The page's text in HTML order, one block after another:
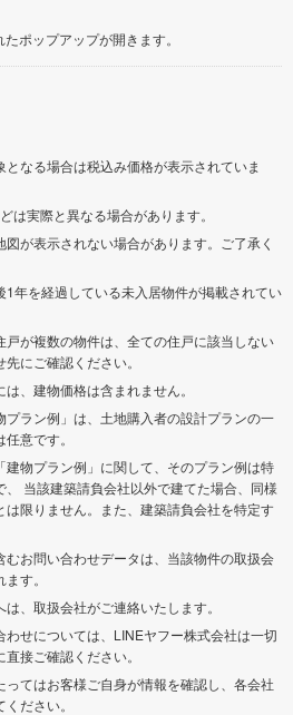
ポップアップが開きます。
なる場合は税込み価格が表示されていま
は実際と異なる場合があります。
が表示されない場合があります。ご了承く
1年を経過している未入居物件が掲載されてい
戸が複数の物件は、全ての住戸に該当しない
にご確認ください。
、建物価格は含まれません。
プラン例」は、土地購入者の設計プランの一
意です。
建物プラン例」に関して、そのプラン例は特
当該建築請負会社以外で建てた場合、同様
限りません。また、建築請負会社を特定す
お問い合わせデータは、当該物件の取扱会
す。
、取扱会社がご連絡いたします。
せについては、LINEヤフー株式会社は一切
接ご確認ください。
てはお客様ご自身が情報を確認し、各会社
ださい。